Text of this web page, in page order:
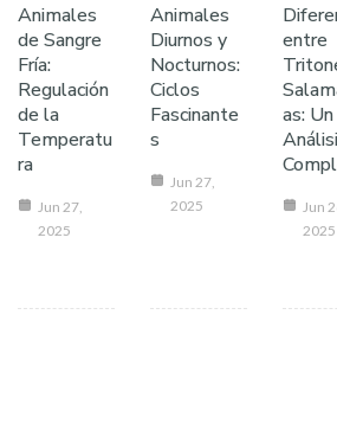
Animales
de Sangre
Fría:
Regulación
de la
Temperatu
ra
Jun 27,
2025
Animales
Diurnos y
Nocturnos:
Ciclos
Fascinante
s
Jun 27,
2025
entre
as: Un
Jun
2025